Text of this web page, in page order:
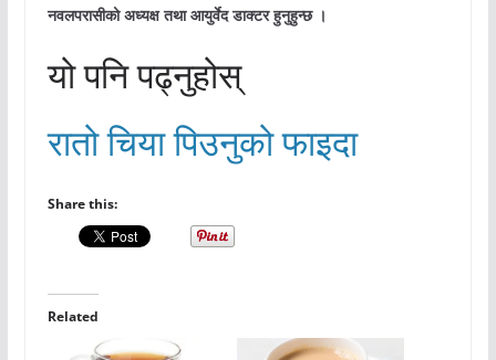
नवलपरासीको अध्यक्ष तथा आयुर्वेद डाक्टर हुनुहुन्छ ।
यो पनि पढ्नुहोस्
रातो चिया पिउनुको फाइदा
Share this:
Related